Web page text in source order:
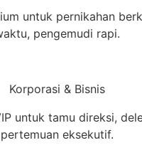
untuk pernikahan
pengemudi rapi.
Korporasi & Bisnis
untuk tamu direksi,
pertemuan eksekutif.